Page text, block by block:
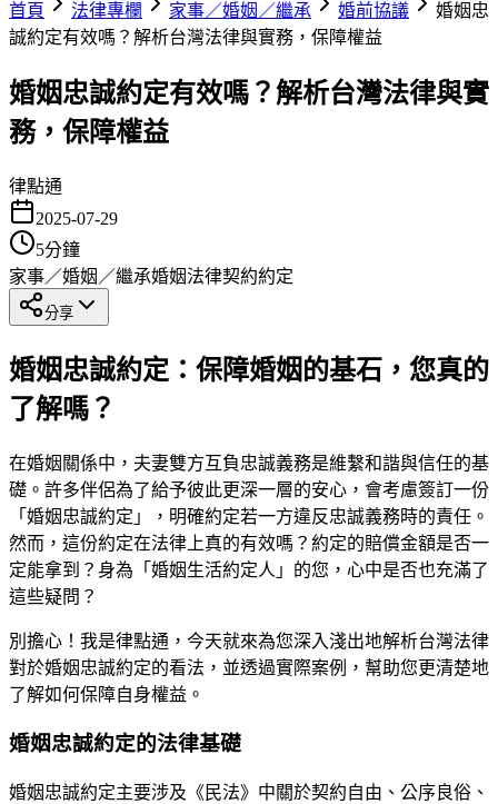
首頁
法律專欄 家事／婚姻／繼承 婚前協議
婚姻忠
誠約定有效嗎？解析台灣法律與實務，保障權益
婚姻忠誠約定有效嗎？解析台灣法律與實
務，保障權益
律點通
2025-07-29
5分鐘
家事／婚姻／繼承婚姻法律契約約定
分享
婚姻忠誠約定：保障婚姻的基石，您真的
了解嗎？
在婚姻關係中，夫妻雙方互負忠誠義務是維繫和諧與信任的基
礎。許多伴侶為了給予彼此更深一層的安心，會考慮簽訂一份
「婚姻忠誠約定」，明確約定若一方違反忠誠義務時的責任。
然而，這份約定在法律上真的有效嗎？約定的賠償金額是否一
定能拿到？身為「婚姻生活約定人」的您，心中是否也充滿了
這些疑問？
別擔心！我是律點通，今天就來為您深入淺出地解析台灣法律
對於婚姻忠誠約定的看法，並透過實際案例，幫助您更清楚地
了解如何保障自身權益。
婚姻忠誠約定的法律基礎
婚姻忠誠約定主要涉及《民法》中關於契約自由、公序良俗、